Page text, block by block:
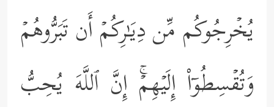
یُخۡرِجُوكُم مِّن دِیَـٰرِكُمۡ أَن تَبَرُّوهُمۡ
وَتُقۡسِطُوۤاْ إِلَیۡهِمۡۚ إِنَّ ٱللَّهَ یُحِبُّ